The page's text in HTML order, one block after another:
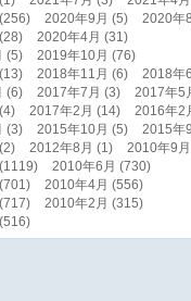
2020年9月 (5)
2020年
2020年4月 (31)
(5)
2019年10月 (76)
2018年11月 (6)
2018年
(6)
2017年7月 (3)
2017年5
2017年2月 (14)
2016年2
(3)
2015年10月 (5)
2015年
2012年8月 (1)
2010年9
2010年6月 (730)
2010年4月 (556)
2010年2月 (315)